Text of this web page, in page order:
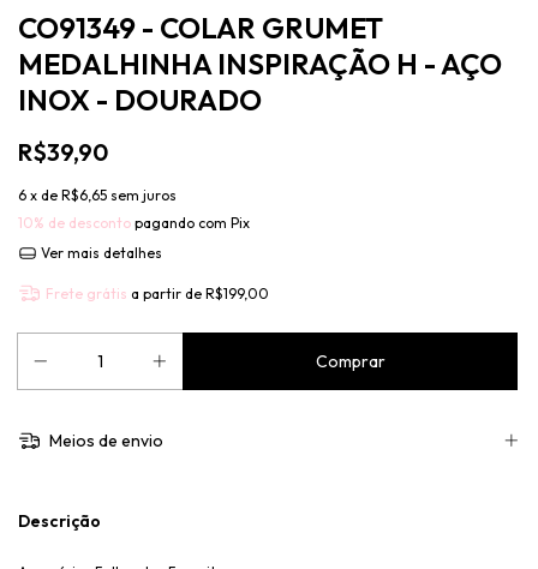
CO91349 - COLAR GRUMET
MEDALHINHA INSPIRAÇÃO H - AÇO
INOX - DOURADO
R$39,90
6 x de R$6,65 sem juros
10% de desconto pagando com Pix
Ver mais detalhes
Frete grátis a partir de R$199,00
Meios de envio
Descrição